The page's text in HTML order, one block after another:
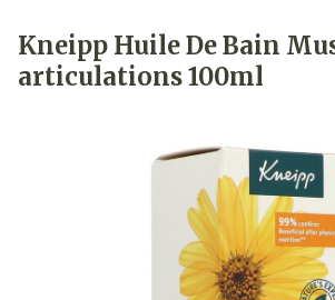
Kneipp Huile De Bain
articulations 100ml